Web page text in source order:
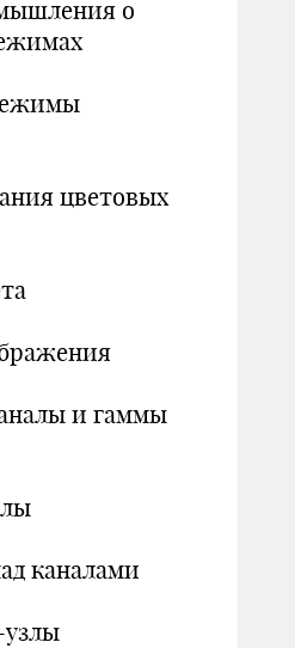
о
цветовых
и гаммы
каналами